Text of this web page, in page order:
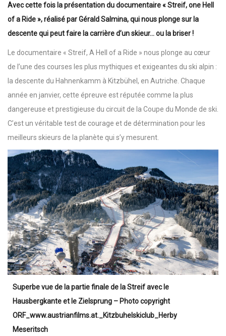
Avec cette fois la présentation du documentaire « Streif, one Hell
of a Ride », réalisé par Gérald Salmina, qui nous plonge sur la
descente qui peut faire la carrière d’un skieur… ou la briser !
Le documentaire « Streif, A Hell of a Ride » nous plonge au cœur
de l’une des courses les plus mythiques et exigeantes du ski alpin :
la descente du Hahnenkamm à Kitzbühel, en Autriche. Chaque
année en janvier, cette épreuve est réputée comme la plus
dangereuse et prestigieuse du circuit de la Coupe du Monde de ski.
C’est un véritable test de courage et de détermination pour les
meilleurs skieurs de la planète qui s’y mesurent.
Superbe vue de la partie finale de la Streif avec le
Hausbergkante et le Zielsprung – Photo copyright
ORF_www.austrianfilms.at._Kitzbuhelskiclub_Herby
Meseritsch